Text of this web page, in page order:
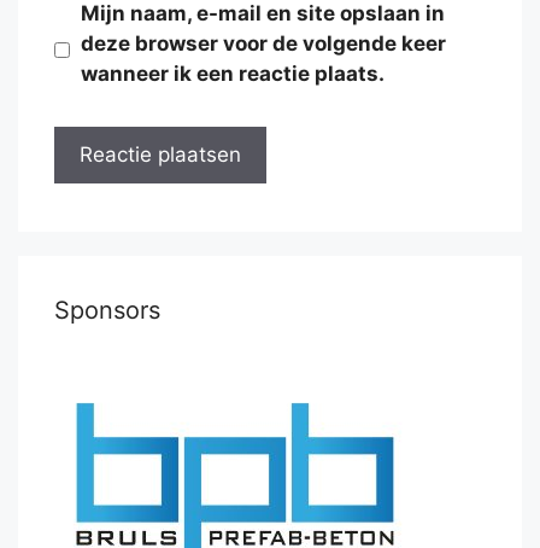
Mijn naam, e-mail en site opslaan in
deze browser voor de volgende keer
wanneer ik een reactie plaats.
Sponsors